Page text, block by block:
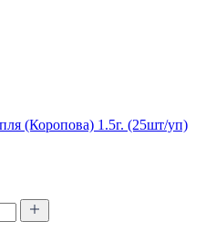
(Коропова) 1.5г. (25шт/уп)